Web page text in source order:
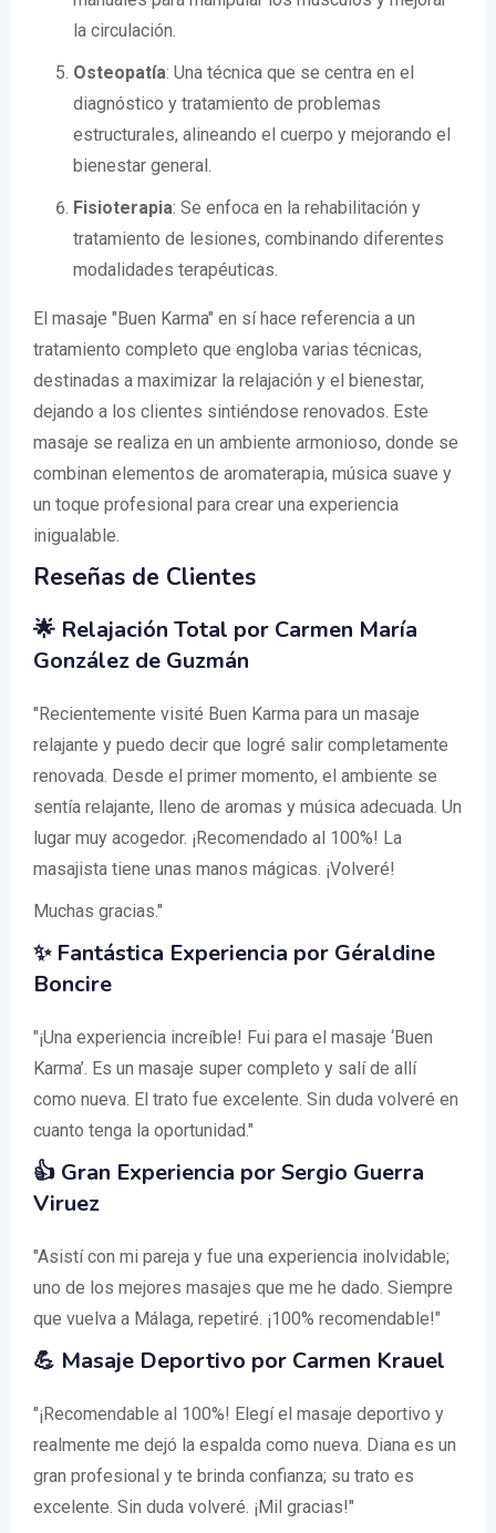
la circulación.
Osteopatía: Una técnica que se centra en el
diagnóstico y tratamiento de problemas
estructurales, alineando el cuerpo y mejorando el
bienestar general.
Fisioterapia: Se enfoca en la rehabilitación y
tratamiento de lesiones, combinando diferentes
modalidades terapéuticas.
El masaje "Buen Karma" en sí hace referencia a un
tratamiento completo que engloba varias técnicas,
destinadas a maximizar la relajación y el bienestar,
dejando a los clientes sintiéndose renovados. Este
masaje se realiza en un ambiente armonioso, donde se
combinan elementos de aromaterapia, música suave y
un toque profesional para crear una experiencia
inigualable.
Reseñas de Clientes
🌟 Relajación Total por Carmen María
González de Guzmán
"Recientemente visité Buen Karma para un masaje
relajante y puedo decir que logré salir completamente
renovada. Desde el primer momento, el ambiente se
sentía relajante, lleno de aromas y música adecuada. Un
lugar muy acogedor. ¡Recomendado al 100%! La
masajista tiene unas manos mágicas. ¡Volveré!
Muchas gracias."
✨ Fantástica Experiencia por Géraldine
Boncire
"¡Una experiencia increíble! Fui para el masaje ‘Buen
Karma’. Es un masaje super completo y salí de allí
como nueva. El trato fue excelente. Sin duda volveré en
cuanto tenga la oportunidad."
👍 Gran Experiencia por Sergio Guerra
Viruez
"Asistí con mi pareja y fue una experiencia inolvidable;
uno de los mejores masajes que me he dado. Siempre
que vuelva a Málaga, repetiré. ¡100% recomendable!"
💪 Masaje Deportivo por Carmen Krauel
"¡Recomendable al 100%! Elegí el masaje deportivo y
realmente me dejó la espalda como nueva. Diana es un
gran profesional y te brinda confianza; su trato es
excelente. Sin duda volveré. ¡Mil gracias!"